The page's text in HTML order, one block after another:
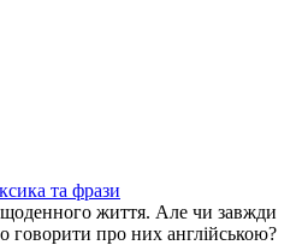
та фрази
життя. Але чи завжди
про них англійською?